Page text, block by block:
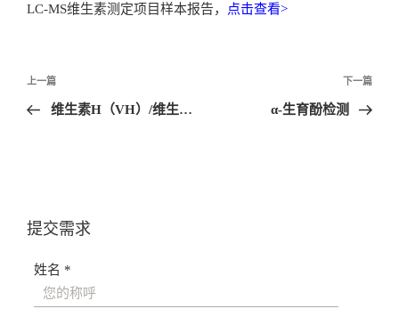
LC-MS维生素测定项目样本报告， 点击查看>
文
章
上一篇
维生素H（VH）/维生素B7（VB7）/生物素检测
下一篇
α-生育酚检测
提交需求
姓名 *